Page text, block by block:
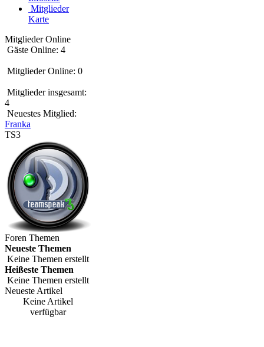
Mitglieder
Karte
Mitglieder Online
Gäste Online: 4
Mitglieder Online: 0
Mitglieder insgesamt:
4
Neuestes Mitglied:
Franka
TS3
Foren Themen
Neueste Themen
Keine Themen erstellt
Heißeste Themen
Keine Themen erstellt
Neueste Artikel
Keine Artikel
verfügbar